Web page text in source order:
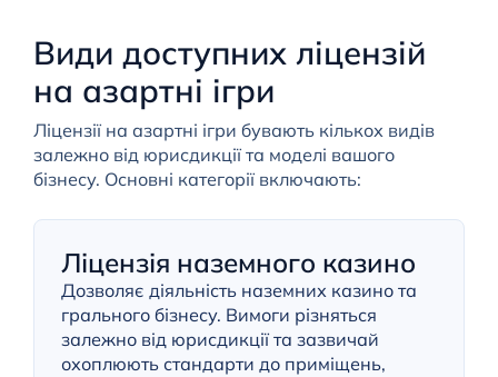
Види доступних ліцензій
на азартні ігри
Ліцензії на азартні ігри бувають кількох видів
залежно від юрисдикції та моделі вашого
бізнесу. Основні категорії включають:
Ліцензія наземного казино
Дозволяє діяльність наземних казино та
грального бізнесу. Вимоги різняться
залежно від юрисдикції та зазвичай
охоплюють стандарти до приміщень,